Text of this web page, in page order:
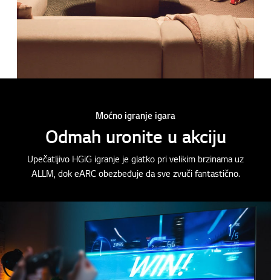
Moćno igranje igara
Odmah uronite u akciju
Upečatljivo HGiG igranje je glatko pri velikim brzinama uz
ALLM, dok eARC obezbeđuje da sve zvuči fantastično.